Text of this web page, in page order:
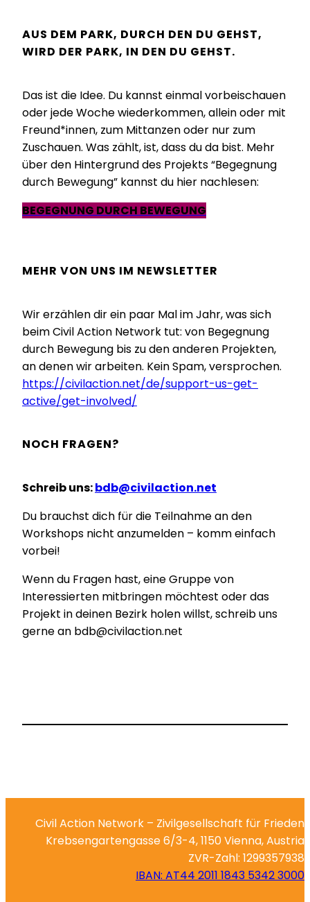
AUS DEM PARK, DURCH DEN DU GEHST,
WIRD DER PARK, IN DEN DU GEHST.
Das ist die Idee. Du kannst einmal vorbeischauen
oder jede Woche wiederkommen, allein oder mit
Freund*innen, zum Mittanzen oder nur zum
Zuschauen. Was zählt, ist, dass du da bist. Mehr
über den Hintergrund des Projekts “Begegnung
durch Bewegung” kannst du hier nachlesen:
BEGEGNUNG DURCH BEWEGUNG
MEHR VON UNS IM NEWSLETTER
Wir erzählen dir ein paar Mal im Jahr, was sich
beim Civil Action Network tut: von Begegnung
durch Bewegung bis zu den anderen Projekten,
an denen wir arbeiten. Kein Spam, versprochen.
https://civilaction.net/de/support-us-get-
active/get-involved/
NOCH FRAGEN?
Schreib uns:bdb@civilaction.net
Du brauchst dich für die Teilnahme an den
Workshops nicht anzumelden – komm einfach
vorbei!
Wenn du Fragen hast, eine Gruppe von
Interessierten mitbringen möchtest oder das
Projekt in deinen Bezirk holen willst, schreib uns
gerne an bdb@civilaction.net
Civil Action Network – Zivilgesellschaft für Frieden
Krebsengartengasse 6/3-4, 1150 Vienna, Austria
ZVR-Zahl: 1299357938
IBAN: AT44 2011 1843 5342 3000